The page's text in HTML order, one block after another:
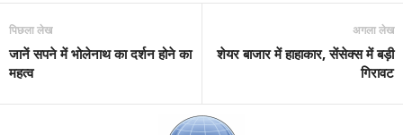
पिछला लेख
जानें सपने में भोलेनाथ का दर्शन होने का
महत्व
अगला लेख
शेयर बाजार में हाहाकार, सेंसेक्स में बड़ी
गिरावट